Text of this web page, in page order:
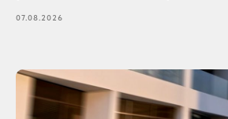
07.08.2026